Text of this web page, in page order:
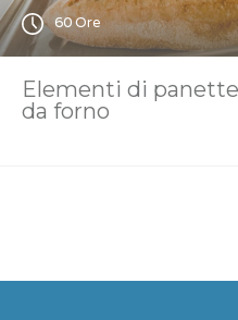
60 Ore
Elementi di
da forno